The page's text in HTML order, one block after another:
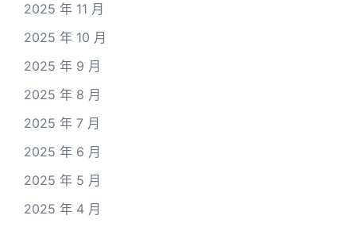
2025 年 11 月
2025 年 10 月
2025 年 9 月
2025 年 8 月
2025 年 7 月
2025 年 6 月
2025 年 5 月
2025 年 4 月